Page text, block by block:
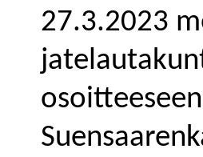
27.3.2023